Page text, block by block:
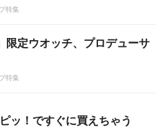
特集
限定ウオッチ、プロデューサ
特集
ッ！ですぐに買えちゃう